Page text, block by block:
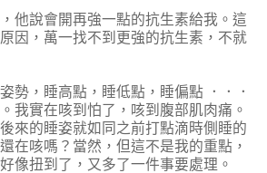
他說會開再強一點的抗生素給我。這
因，萬一找不到更強的抗生素，不就
勢，睡高點，睡低點，睡偏點 ．．．
我實在咳到怕了，咳到腹部肌肉痛。
來的睡姿就如同之前打點滴時側睡的
在咳嗎？當然，但這不是我的重點，
像扭到了，又多了一件事要處理。